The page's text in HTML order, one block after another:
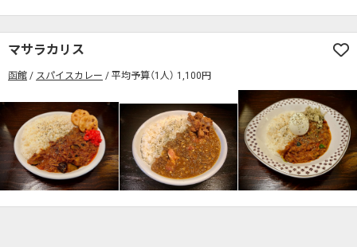
マサラカリス
函館 スパイスカレー 平均予算（1人） 1,100円